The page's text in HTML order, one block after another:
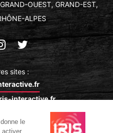
OUEST, GRAND-EST,
ALPES
Suivez-
nous
sur
Instagram
Suivez-
nous
sur
Twitter
sites :
interactive.fr
légales
Politique de
le